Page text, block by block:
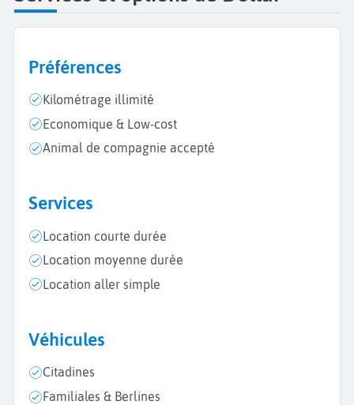
Préférences
Kilométrage illimité
Economique & Low-cost
Animal de compagnie accepté
Services
Location courte durée
Location moyenne durée
Location aller simple
Véhicules
Citadines
Familiales & Berlines